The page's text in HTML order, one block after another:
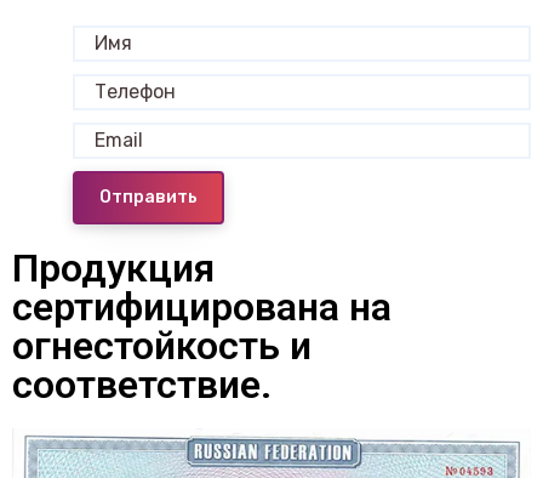
Отправить
Продукция
сертифицирована на
огнестойкость и
соответствие.